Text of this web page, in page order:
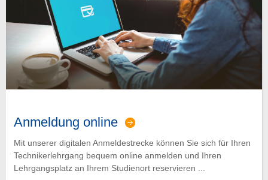
Anmeldung online
Mit unserer digitalen Anmeldestrecke können Sie sich für Ihren
Technikerlehrgang bequem online anmelden und Ihren
Lehrgangsplatz an Ihrem Studienort reservieren ...